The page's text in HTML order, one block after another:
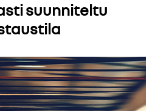
suunniteltu